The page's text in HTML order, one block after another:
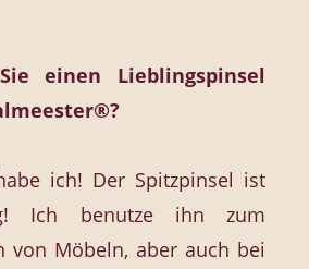
einen Lieblingspinsel
ich! Der Spitzpinsel ist
Ich benutze ihn zum
von Möbeln, aber auch bei